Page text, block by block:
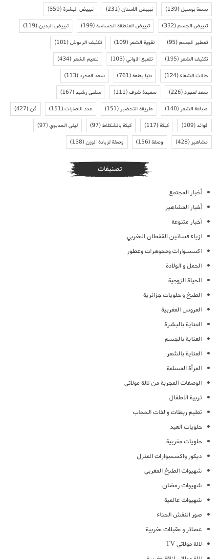
بسمة بوسيل(139) تبييض الاسنان(231) تبييض البشرة(559)
تبييض الجسم(332) تبييض المنطقة الحساسة(199) تبييض اليدين(119)
تعطير الجسم(95) تقوية الشعر(109) تكثيف الرموش(101)
تكثيف الشعر(195) تلميع الاواني(103) تنعيم الشعر(434)
حالات الشفاء(124) دنيا بطمة(761) سعد المجرد(113)
سعد لمجرد(226) سعيدة شرف(111) سلمى رشيد(167)
صباغة الشعر(140) طريقة التحضير(151) عدد الاصابات(151) فن(427)
فوائد(109) كيكة(117) كيكة بالشكلاط(97) ليلى الحديوي(97)
مشاهير(428) وصفة(156) وصفة لزيادة الوزن(138)
تصنيفات
أخبار المجتمع
أخبار المشاهير
أخبار متنوعة
ازياء فساتين القفطان المغربي
اكسسوارات ومجوهرات وعطور
الحمل و الولادة
الحياة الزوجية
الطبخ و حلويات جزائرية
العروس المغربية
العناية بالبشرة
العناية بالجسم
العناية بالشعر
المرأة المسلمة
الوصفات المجربة من لالة مولاتي
تربية الاطفال
تعليم ربطات و لفات الحجاب
حلويات العيد
حلويات مغربية
ديكور واكسسوارات المنزل
شهيوات الطبخ المغربي
شهيوات رمضان
شهيوات عالمية
صور النقش الحناء
عصائر و مقبلات مغربية
لالة مولاتي TV